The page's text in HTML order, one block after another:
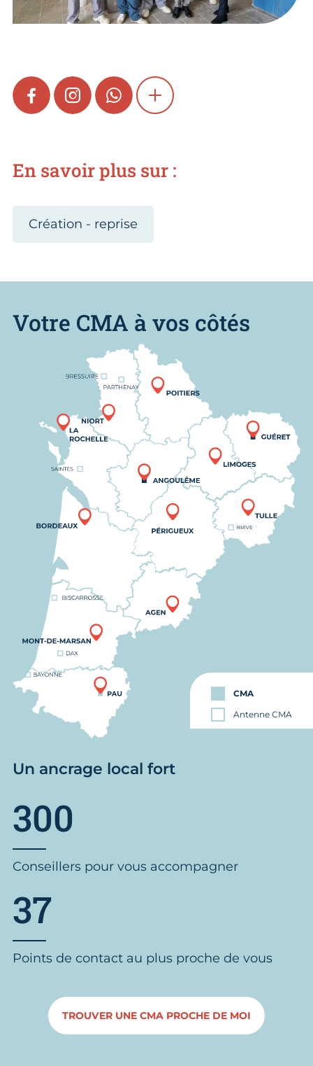
FACEBOOKINSTAGRAMWHATSAPPSHOW MORE
En savoir plus sur :
Création - reprise
Votre CMA à vos côtés
CMA
Antenne CMA
Un ancrage local fort
300
Conseillers pour vous accompagner
37
Points de contact au plus proche de vous
TROUVER UNE CMA PROCHE DE MOI